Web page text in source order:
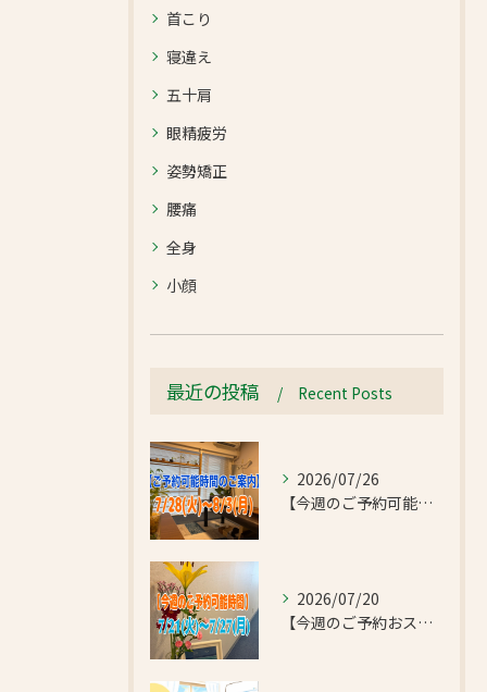
首こり
寝違え
五十肩
眼精疲労
姿勢矯正
腰痛
全身
小顔
最近の投稿 Recent Posts
2026/07/26
【今週のご予約可能時間のご案内】2026/7/28(火)~8/3(月)
2026/07/20
【今週のご予約おススメ時間のご案内】2026/7/21(火)~7/27(月)